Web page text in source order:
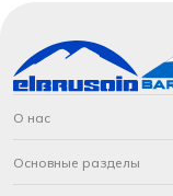
О нас
Основные разделы